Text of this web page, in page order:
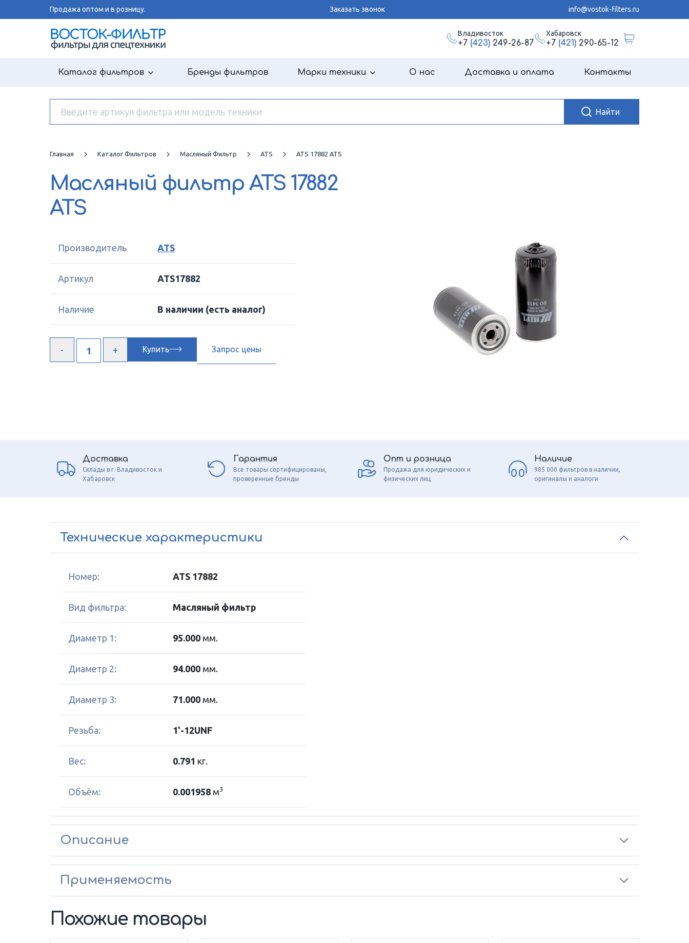
Продажа оптом и в розницу. Заказать звонок info@vostok-filters.ru
Владивосток
+7 (423)249-26-87
Хабаровск
+7 (421)290-65-12
Каталог фильтров Бренды фильтров Марки техники О нас Доставка и оплата Контакты
Главная Каталог Фильтров Масляный Фильтр ATS ATS 17882 ATS
Масляный фильтр ATS 17882
ATS
Производитель ATS
Артикул ATS17882
Наличие В наличии (есть аналог)
Купить Запрос цены
Доставка
Склады в г. Владивосток и
Хабаровск
Гарантия
Все товары сертифицированы,
проверенные бренды
Опт и розница
Продажа для юридических и
физических лиц
Наличие
985 000 фильтров в наличии,
оригиналы и аналоги
Технические характеристики
Номер: ATS 17882
Вид фильтра: Масляный фильтр
Диаметр 1: 95.000 мм.
Диаметр 2: 94.000 мм.
Диаметр 3: 71.000 мм.
Резьба: 1'-12UNF
Вес: 0.791 кг.
Объём: 0.001958 м3
Описание
Применяемость
Похожие товары